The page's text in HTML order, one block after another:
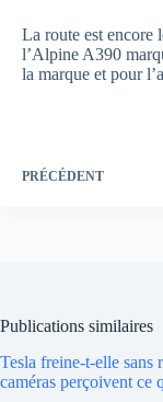
La route est encore
l’Alpine A390
la marque et pour
PRÉCÉDENT
Publications similaires
Tesla freine-t-elle sans
caméras perçoivent ce